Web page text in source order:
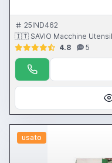
25IND462
🇮🇹 SAVIO Macchine
4.8
5
usato